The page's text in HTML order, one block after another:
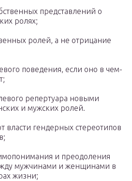
представлений о
ролях;
ролей, а не отрицание
поведения, если оно в чем-
репертуара новыми
и мужских ролей.
власти гендерных стереотипов
и преодоления
мужчинами и женщинами в
жизни;